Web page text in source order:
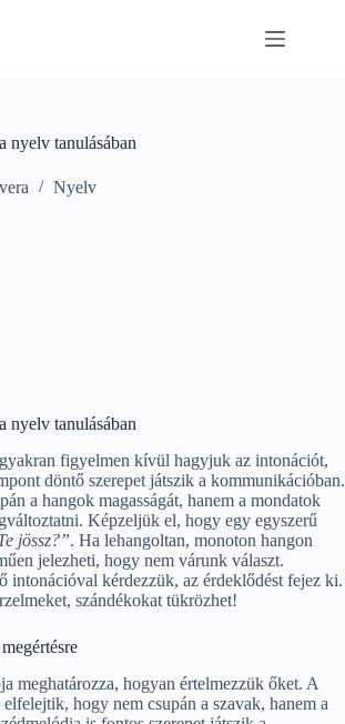
nyelv tanulásában
Nyelv
nyelv tanulásában
figyelmen kívül hagyjuk az intonációt,
döntő szerepet játszik a kommunikációban.
a hangok magasságát, hanem a mondatok
Képzeljük el, hogy egy egyszerű
jössz?”. Ha lehangoltan, monoton hangon
jelezheti, hogy nem várunk választ.
intonációval kérdezzük, az érdeklődést fejez ki.
szándékokat tükrözhet!
meghatározza, hogyan értelmezzük őket. A
hogy nem csupán a szavak, hanem a